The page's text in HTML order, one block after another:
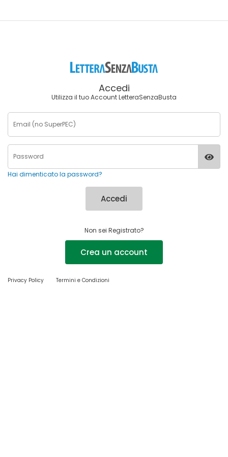
Accedi
Utilizza il tuo Account LetteraSenzaBusta
Hai dimenticato la password?
Accedi
Non sei Registrato?
Crea un account
Privacy Policy Termini e Condizioni